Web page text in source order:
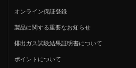
オンライン保証登録
製品に関する重要なお知らせ
排出ガス試験結果証明書について
ポイントについて